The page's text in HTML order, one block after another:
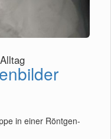
in einer Röntgen-